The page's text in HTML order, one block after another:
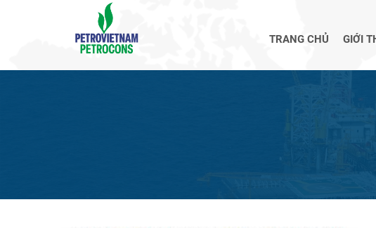
TRANG CHỦ GIỚI